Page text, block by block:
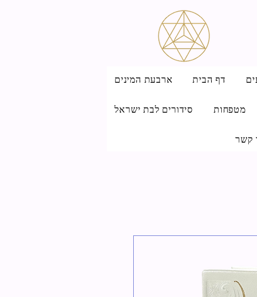
ארבעת המינים דף הבית
סידורים לבת ישראל מטפחות
קשר